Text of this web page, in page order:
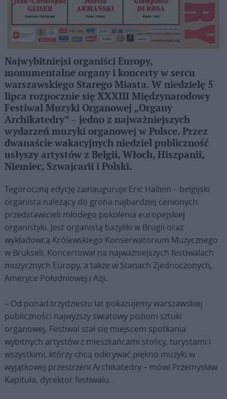
Najwybitniejsi organiści Europy,
monumentalne organy i koncerty w sercu
warszawskiego Starego Miasta. W niedzielę 5
lipca rozpocznie się XXXIII Międzynarodowy
Festiwal Muzyki Organowej „Organy
Archikatedry” – jedno z najważniejszych
wydarzeń muzyki organowej w Polsce. Przez
dwanaście wakacyjnych niedziel publiczność
usłyszy artystów z Belgii, Włoch, Hiszpanii,
Niemiec, Szwajcarii i Polski.
Tegoroczną edycję zainauguruje Eric Hallein – belgijski
organista należący do grona najbardziej cenionych
przedstawicieli młodego pokolenia europejskiej
organistyki. Jest organistą bazyliki w Brugii oraz
wykładowcą Królewskiego Konserwatorium Muzycznego
w Brukseli. Koncertował na najważniejszych festiwalach
muzycznych Europy, a także w Stanach Zjednoczonych,
Ameryce Południowej i Azji.
– Od ponad trzydziestu lat pokazujemy warszawskiej
publiczności najwyższy światowy poziom sztuki
organowej. Festiwal stał się miejscem spotkania
wybitnych artystów z mieszkańcami stolicy, turystami i
wszystkimi, którzy chcą odkrywać piękno muzyki w
wyjątkowej przestrzeni Archikatedry – mówi Przemysław
Kapituła, dyrektor festiwalu.